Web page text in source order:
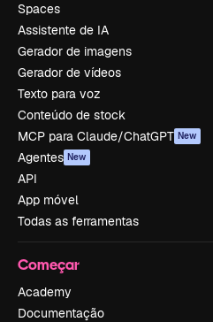
Spaces
Assistente de IA
Gerador de imagens
Gerador de vídeos
Texto para voz
Conteúdo de stock
MCP para Claude/ChatGPT New
Agentes New
API
App móvel
Todas as ferramentas
Começar
Academy
Documentação